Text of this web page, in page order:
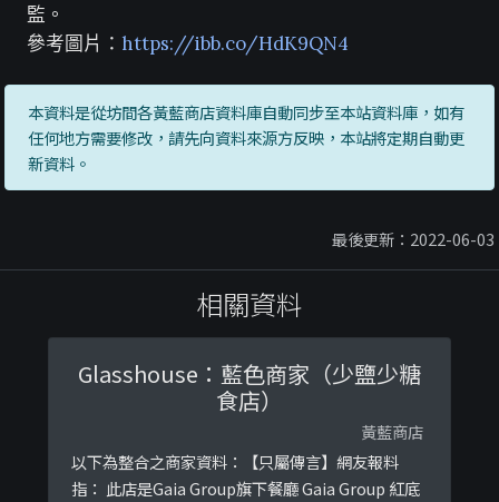
監。
參考圖片： https://ibb.co/HdK9QN4
本資料是從坊間各黃藍商店資料庫自動同步至本站資料庫，如有
任何地方需要修改，請先向資料來源方反映，本站將定期自動更
新資料。
最後更新：2022-06-03
相關資料
Glasshouse：藍色商家（少鹽少糖
食店）
黃藍商店
以下為整合之商家資料：【只屬傳言】網友報料
指： 此店是Gaia Group旗下餐廳 Gaia Group 紅底